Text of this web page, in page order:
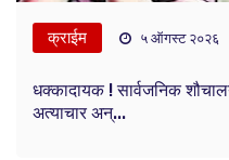
क्राईम ५ ऑगस्ट २०२६
धक्कादायक ! सार्वजनिक
अत्याचार अन्...